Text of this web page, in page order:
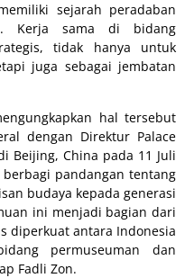
sejarah peradaban
Kerja sama di bidang
tidak hanya untuk
juga sebagai jembatan
hal tersebut
dengan Direktur Palace
Beijing, China pada 11 Juli
pandangan tentang
budaya kepada generasi
ini menjadi bagian dari
diperkuat antara Indonesia
permuseuman dan
Fadli Zon.